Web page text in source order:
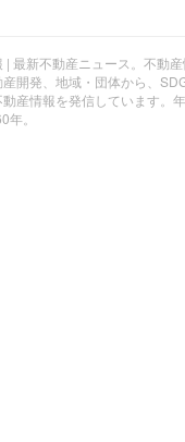
最新不動産ニュース。不動
開発、地域・団体から、
産情報を発信しています。
。